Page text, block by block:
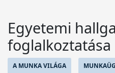
Egyetemi
foglalkoztatása
A MUNKA VILÁGA